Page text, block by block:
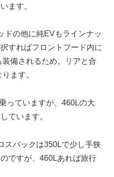
ます。
の他に純EVもラインナッ
すればフロントフード内に
備されるため、リアと合
ます。
っていますが、460Lの大
ています。
バックは350Lで少し手狭
ですが、460Lあれば旅行